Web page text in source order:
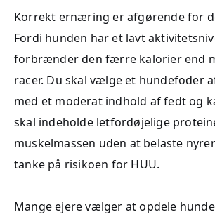
Korrekt ernæring er afgørende for
Fordi hunden har et lavt
forbrænder den færre kalorier end
racer. Du skal vælge et hundefoder
med et moderat indhold af fedt og
skal indeholde letfordøjelige
muskelmassen uden at belaste
tanke på risikoen for HUU.
Mange ejere vælger at opdele